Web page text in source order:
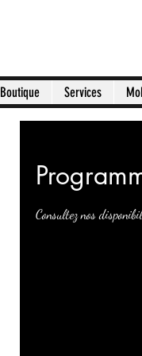
Boutique Services
Consultez nos